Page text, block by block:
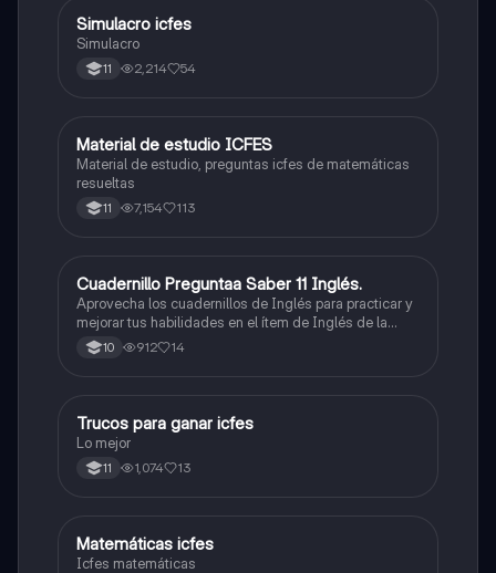
ICFES: Lectura Crítica
Simulacro icfes
Simulacro
11 2,214 54
ICFES: Matemáticas
Material de estudio ICFES
Material de estudio, preguntas icfes de matemáticas
resueltas
11 7,154 113
ICFES: Inglés
Cuadernillo Preguntaa Saber 11 Inglés.
Aprovecha los cuadernillos de Inglés para practicar y
mejorar tus habilidades en el ítem de Inglés de la
Prueba Saber 11. 🫡
10 912 14
Química
Trucos para ganar icfes
Lo mejor
11 1,074 13
ICFES: Matemáticas
Matemáticas icfes
Icfes matemáticas